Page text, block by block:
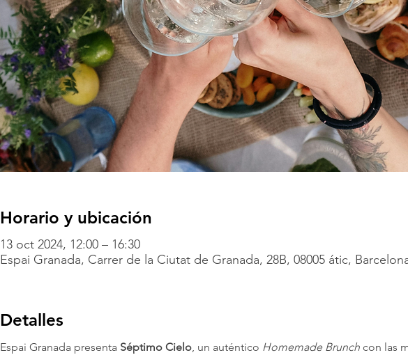
Horario y ubicación
13 oct 2024, 12:00 – 16:30
Espai Granada, Carrer de la Ciutat de Granada, 28B, 08005 átic,
Detalles
Espai Granada presenta Séptimo Cielo, un auténtico Homemade Brunch con las